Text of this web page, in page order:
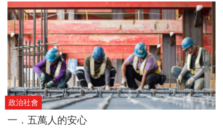
政治社會
一．五萬人的安心